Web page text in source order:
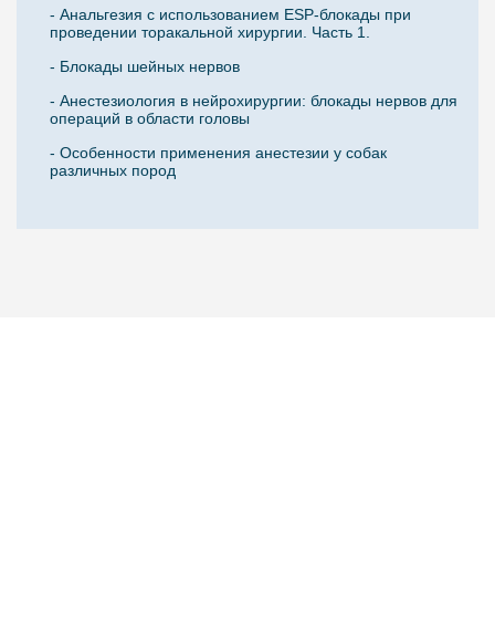
- Анальгезия с использованием ESP-блокады при
проведении торакальной хирургии. Часть 1.
- Блокады шейных нервов
- Анестезиология в нейрохирургии: блокады нервов для
операций в области головы
- Особенности применения анестезии у собак
различных пород